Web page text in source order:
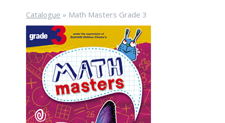
Catalogue » Math Masters Grade 3